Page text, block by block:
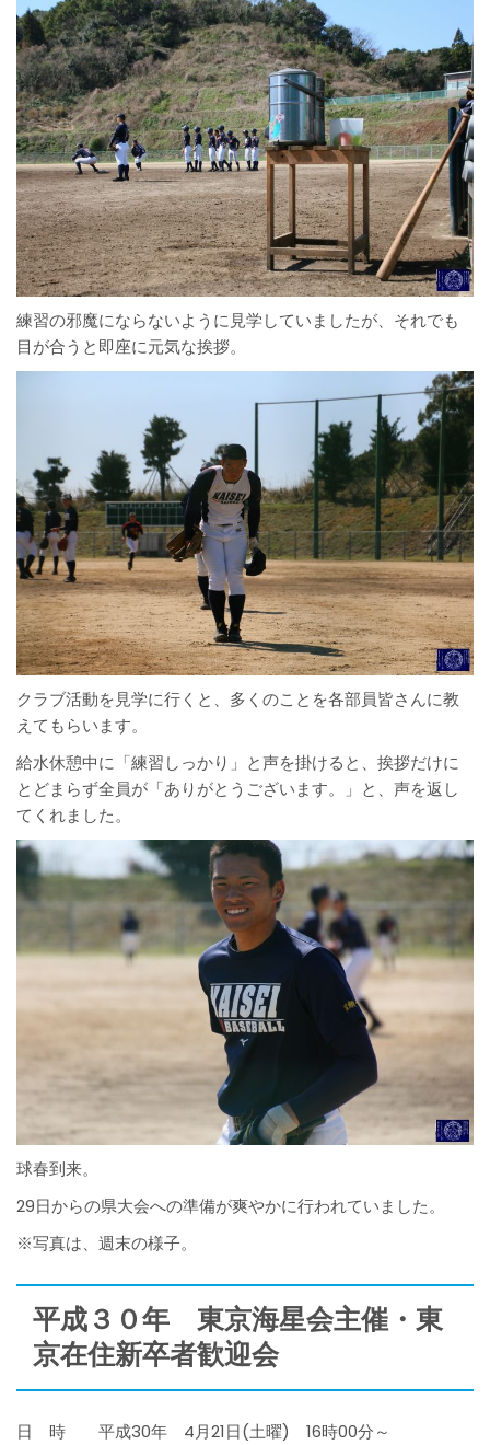
練習の邪魔にならないように見学していましたが、それでも
目が合うと即座に元気な挨拶。
クラブ活動を見学に行くと、多くのことを各部員皆さんに教
えてもらいます。
給水休憩中に「練習しっかり」と声を掛けると、挨拶だけに
とどまらず全員が「ありがとうございます。」と、声を返し
てくれました。
球春到来。
29日からの県大会への準備が爽やかに行われていました。
※写真は、週末の様子。
平成３０年 東京海星会主催・東
京在住新卒者歓迎会
日 時 平成30年 4月21日(土曜) 16時00分～